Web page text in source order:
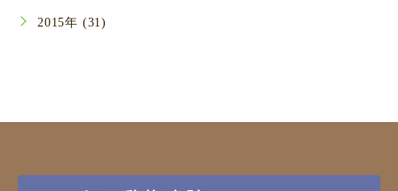
2015年 (31)